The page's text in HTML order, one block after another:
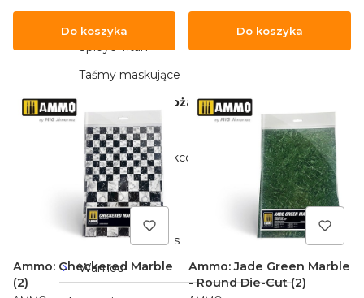
Spraye Titan
Taśmy maskujące
Tekstury i podłoża
Zestawy
Rebel (pędzle i akcesoria)
Creative Tools
Gamers Grass
Red Grass Games
Wamod
Do koszyka Do koszyka
Ammo: Checkered Marble
(2)
Ammo: Jade Green Marble
- Round Die-Cut (2)